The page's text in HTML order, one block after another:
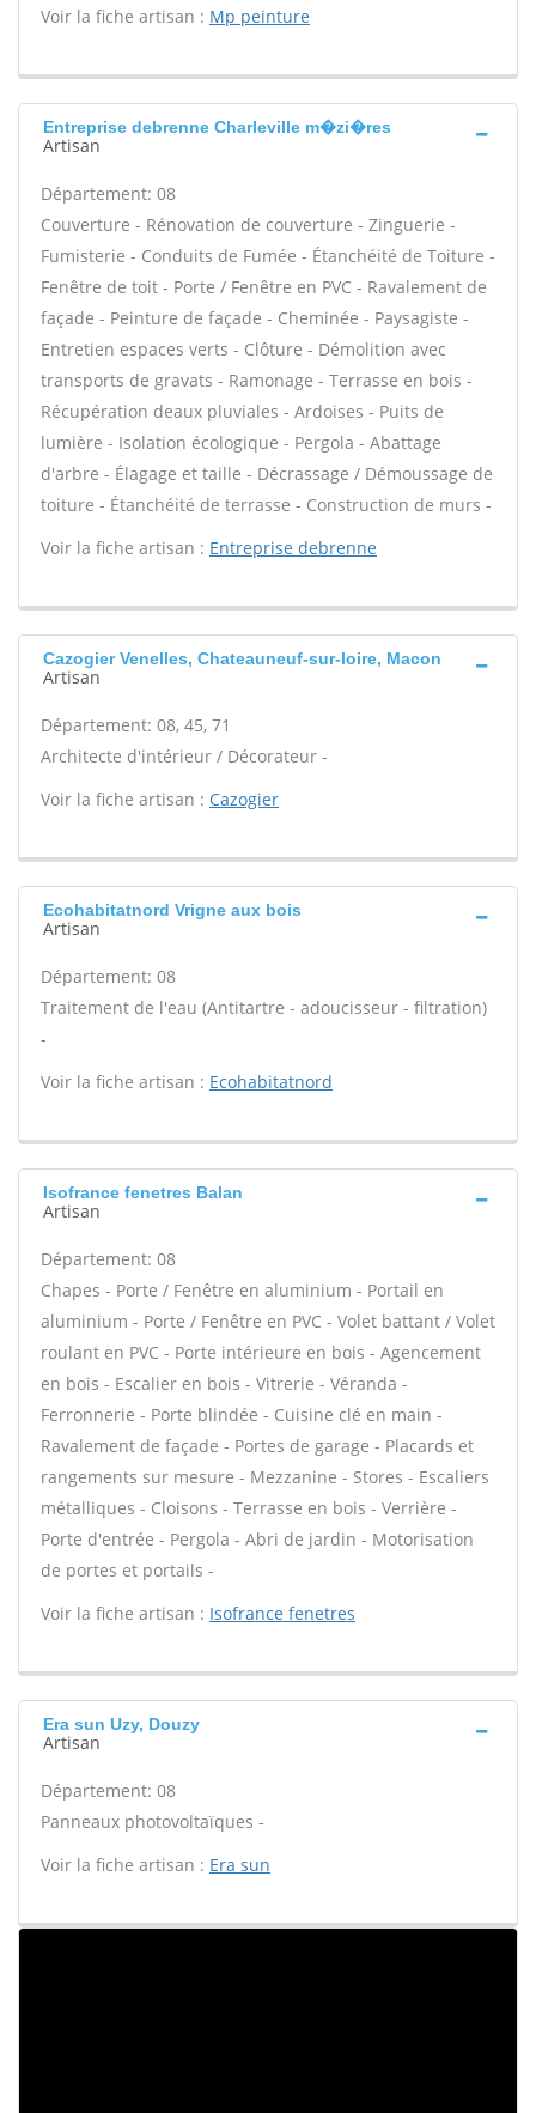
Voir la fiche artisan : Mp peinture
Entreprise debrenne Charleville m�zi�res
Artisan
Département: 08
Couverture - Rénovation de couverture - Zinguerie -
Fumisterie - Conduits de Fumée - Étanchéité de Toiture -
Fenêtre de toit - Porte / Fenêtre en PVC - Ravalement de
façade - Peinture de façade - Cheminée - Paysagiste -
Entretien espaces verts - Clôture - Démolition avec
transports de gravats - Ramonage - Terrasse en bois -
Récupération deaux pluviales - Ardoises - Puits de
lumière - Isolation écologique - Pergola - Abattage
d'arbre - Élagage et taille - Décrassage / Démoussage de
toiture - Étanchéité de terrasse - Construction de murs -
Voir la fiche artisan : Entreprise debrenne
Cazogier Venelles, Chateauneuf-sur-loire, Macon
Artisan
Département: 08, 45, 71
Architecte d'intérieur / Décorateur -
Voir la fiche artisan : Cazogier
Ecohabitatnord Vrigne aux bois
Artisan
Département: 08
Traitement de l'eau (Antitartre - adoucisseur - filtration)
-
Voir la fiche artisan : Ecohabitatnord
Isofrance fenetres Balan
Artisan
Département: 08
Chapes - Porte / Fenêtre en aluminium - Portail en
aluminium - Porte / Fenêtre en PVC - Volet battant / Volet
roulant en PVC - Porte intérieure en bois - Agencement
en bois - Escalier en bois - Vitrerie - Véranda -
Ferronnerie - Porte blindée - Cuisine clé en main -
Ravalement de façade - Portes de garage - Placards et
rangements sur mesure - Mezzanine - Stores - Escaliers
métalliques - Cloisons - Terrasse en bois - Verrière -
Porte d'entrée - Pergola - Abri de jardin - Motorisation
de portes et portails -
Voir la fiche artisan : Isofrance fenetres
Era sun Uzy, Douzy
Artisan
Département: 08
Panneaux photovoltaïques -
Voir la fiche artisan : Era sun